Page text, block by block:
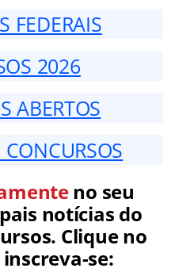
FEDERAIS
2026
ABERTOS
no seu
notícias do
Clique no
se: